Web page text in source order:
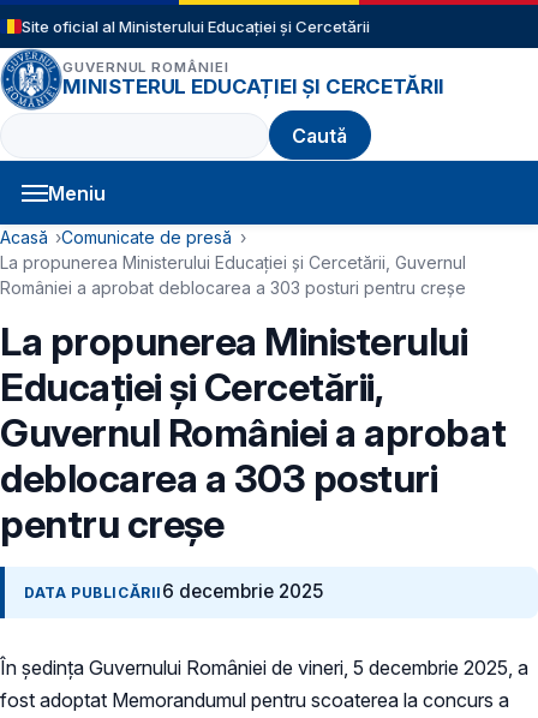
Sari la conținutul principal
Site oficial al Ministerului Educației și Cercetării
GUVERNUL ROMÂNIEI
MINISTERUL EDUCAȚIEI ȘI CERCETĂRII
Caută
Meniu
Navigație principală
Cale de navigare
Acasă
Comunicate de presă
La propunerea Ministerului Educației și Cercetării, Guvernul
României a aprobat deblocarea a 303 posturi pentru creșe
La propunerea Ministerului
Educației și Cercetării,
Guvernul României a aprobat
deblocarea a 303 posturi
pentru creșe
DATA PUBLICĂRII 6 decembrie 2025
În ședința Guvernului României de vineri, 5 decembrie 2025, a
fost adoptat Memorandumul pentru scoaterea la concurs a